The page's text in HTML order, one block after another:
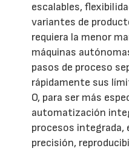
escalables,
variantes de
requiera la menor
máquinas
pasos de proceso
rápidamente sus
O, para ser más
automatización
procesos integrada,
precisión,